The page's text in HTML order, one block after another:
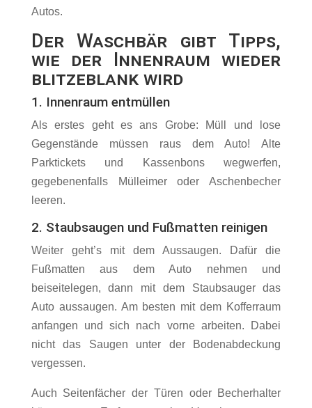
Autos.
Der Waschbär gibt Tipps,
wie der Innenraum wieder
blitzeblank wird
1. Innenraum entmüllen
Als erstes geht es ans Grobe: Müll und lose
Gegenstände müssen raus dem Auto! Alte
Parktickets und Kassenbons wegwerfen,
gegebenenfalls Mülleimer oder Aschenbecher
leeren.
2. Staubsaugen und Fußmatten reinigen
Weiter geht’s mit dem Aussaugen. Dafür die
Fußmatten aus dem Auto nehmen und
beiseitelegen, dann mit dem Staubsauger das
Auto aussaugen. Am besten mit dem Kofferraum
anfangen und sich nach vorne arbeiten. Dabei
nicht das Saugen unter der Bodenabdeckung
vergessen.
Auch Seitenfächer der Türen oder Becherhalter